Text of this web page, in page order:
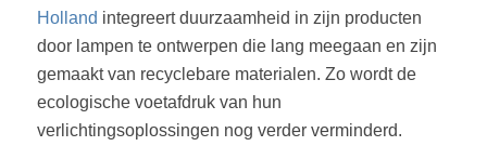
Holland integreert duurzaamheid in zijn producten
door lampen te ontwerpen die lang meegaan en zijn
gemaakt van recyclebare materialen. Zo wordt de
ecologische voetafdruk van hun
verlichtingsoplossingen nog verder verminderd.